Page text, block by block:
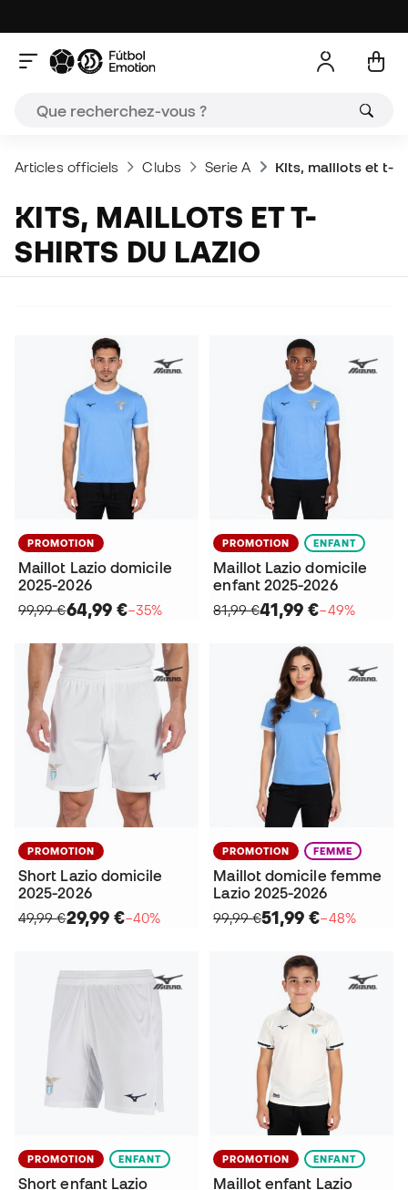
Articles officiels Clubs Serie A Kits, maillots et t-
KITS, MAILLOTS ET T-
SHIRTS DU LAZIO
PROMOTION
Maillot Lazio domicile
2025-2026
99,99 €64,99 €−35%
PROMOTION ENFANT
Maillot Lazio domicile
enfant 2025-2026
81,99 €41,99 €−49%
PROMOTION
Short Lazio domicile
2025-2026
49,99 €29,99 €−40%
PROMOTION FEMME
Maillot domicile femme
Lazio 2025-2026
99,99 €51,99 €−48%
PROMOTION ENFANT
Short enfant Lazio
PROMOTION ENFANT
Maillot enfant Lazio